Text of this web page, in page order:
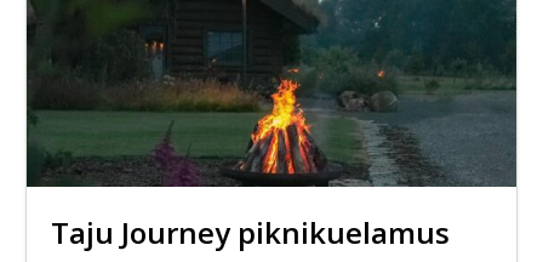
Taju Journey piknikuelamus